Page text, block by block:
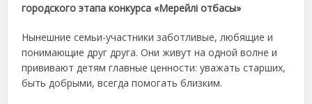
городского этапа конкурса «Мерейлі отбасы»
Нынешние семьи-участники заботливые, любящие и
понимающие друг друга. Они живут на одной волне и
прививают детям главные ценности: уважать старших,
быть добрыми, всегда помогать близким.